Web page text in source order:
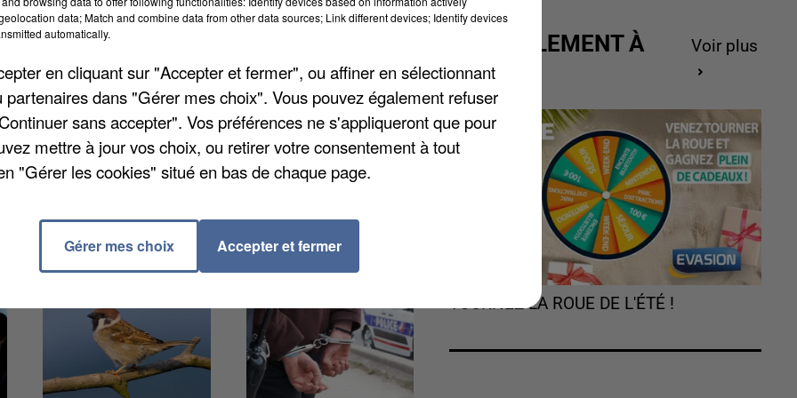
Beauvillé et la rue Massey. Depuis une semaine,
même, le voie de bus devrait être encore
traversées cyclables seront utilisable dès la fin du
amiens.fr.
ACTUELLEMENT À
GAGNER
Voir plus
TOURNEZ LA ROUE DE L'ÉTÉ !
data; Match and combine data from other data sources; Link different devices; Identify devices
automatically.
en cliquant sur "Accepter et fermer", ou affiner en sélectionnant
partenaires dans "Gérer mes choix". Vous pouvez également refuser
sans accepter". Vos préférences ne s'appliqueront que pour
mettre à jour vos choix, ou retirer votre consentement à tout
"Gérer les cookies" situé en bas de chaque page.
Gérer mes choix Accepter et fermer